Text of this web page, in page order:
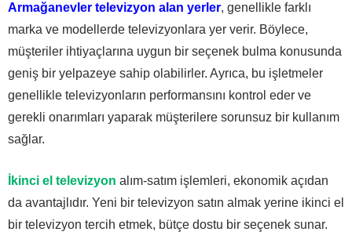
Armağanevler televizyon alan yerler, genellikle farklı
marka ve modellerde televizyonlara yer verir. Böylece,
müşteriler ihtiyaçlarına uygun bir seçenek bulma konusunda
geniş bir yelpazeye sahip olabilirler. Ayrıca, bu işletmeler
genellikle televizyonların performansını kontrol eder ve
gerekli onarımları yaparak müşterilere sorunsuz bir kullanım
sağlar.
İkinci el televizyon alım-satım işlemleri, ekonomik açıdan
da avantajlıdır. Yeni bir televizyon satın almak yerine ikinci el
bir televizyon tercih etmek, bütçe dostu bir seçenek sunar.